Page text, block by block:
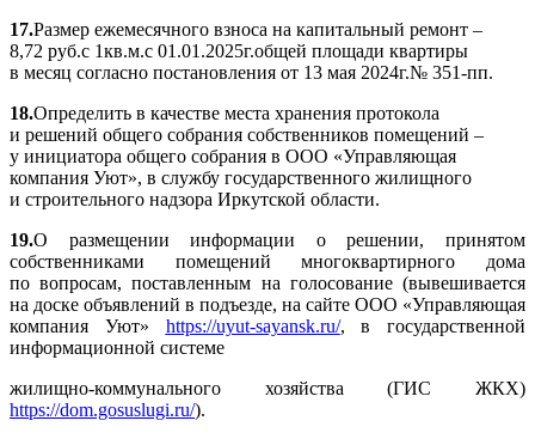
17.Размер ежемесячного взноса на капитальный ремонт –
8,72 руб.с 1кв.м.с 01.01.2025г.общей площади квартиры
в месяц согласно постановления от 13 мая 2024г.№ 351-пп.
18.Определить в качестве места хранения протокола
и решений общего собрания собственников помещений –
у инициатора общего собрания в ООО «Управляющая
компания Уют», в службу государственного жилищного
и строительного надзора Иркутской области.
19.О размещении информации о решении, принятом
собственниками помещений многоквартирного дома
по вопросам, поставленным на голосование (вывешивается
на доске объявлений в подъезде, на сайте ООО «Управляющая
компания Уют» https://uyut-sayansk.ru/, в государственной
информационной системе
жилищно-коммунального хозяйства (ГИС ЖКХ)
https://dom.gosuslugi.ru/).